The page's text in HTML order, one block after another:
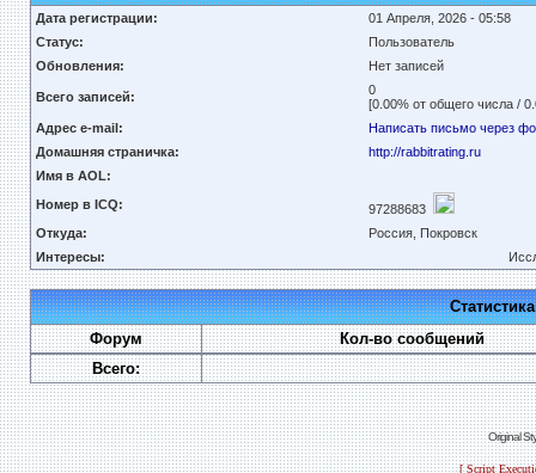
Дата регистрации:
01 Апреля, 2026 - 05:58
Статус:
Пользователь
Обновления:
Нет записей
Всего записей:
0
[0.00% от общего числа /
Адрес e-mail:
Написать письмо через
Домашняя страничка:
http://rabbitrating.ru
Имя в AOL:
Номер в ICQ:
97288683
Откуда:
Россия, Покровск
Интересы:
Форум
Кол-во сообщений
Всего:
Original
[ Script